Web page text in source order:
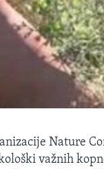
Nature
važnih